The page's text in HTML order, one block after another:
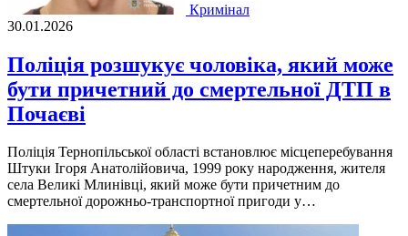
Кримінал
30.01.2026
Поліція розшукує чоловіка, який може
бути причетний до смертельної ДТП в
Почаєві
Поліція Тернопільської області встановлює місцеперебування
Штуки Ігоря Анатолійовича, 1999 року народження, жителя
села Великі Млинівці, який може бути причетним до
смертельної дорожньо-транспортної пригоди у…